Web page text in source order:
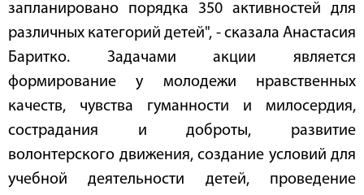
запланировано порядка 350 активностей для
различных категорий детей", - сказала Анастасия
Баритко. Задачами акции является
формирование у молодежи нравственных
качеств, чувства гуманности и милосердия,
сострадания и доброты, развитие
волонтерского движения, создание условий для
учебной деятельности детей, проведение